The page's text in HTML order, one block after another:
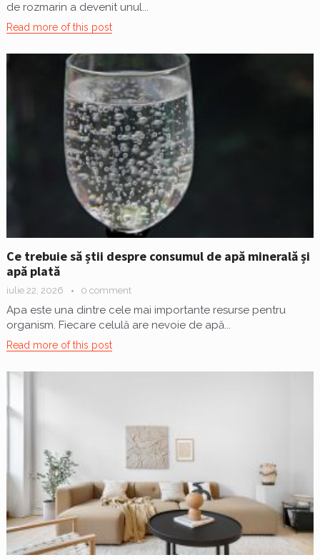
de rozmarin a devenit unul...
Read more of this post
Ce trebuie să știi despre consumul de apă minerală și
apă plată
iulie 22, 2026 0 comment
Apa este una dintre cele mai importante resurse pentru
organism. Fiecare celulă are nevoie de apă...
Read more of this post